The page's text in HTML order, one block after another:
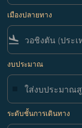
เมืองปลายทาง
flight_land
งบประมาณ
ระดับชั้นการเดินทาง